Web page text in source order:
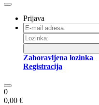
Prijava
Zaboravljena lozinka
Registracija
0
0,00 €